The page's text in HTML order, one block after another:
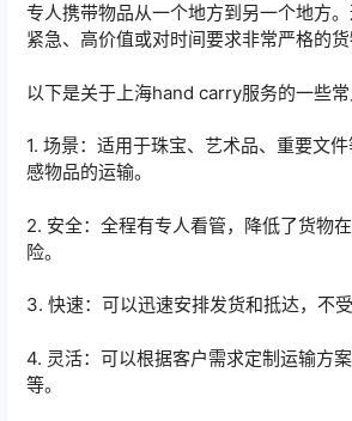
专人携带物品从一个地方到另一个地方
紧急、高价值或对时间要求非常严格的货
以下是关于上海hand carry服务的一些常
1. 场景：适用于珠宝、艺术品、重要文
感物品的运输。
2. 安全：全程有专人看管，降低了货物
险。
3. 快速：可以迅速安排发货和抵达，不
4. 灵活：可以根据客户需求定制运输方
等。